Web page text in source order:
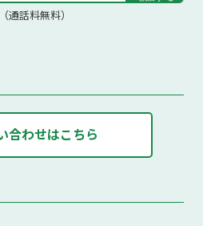
通話料無料）
合わせはこちら